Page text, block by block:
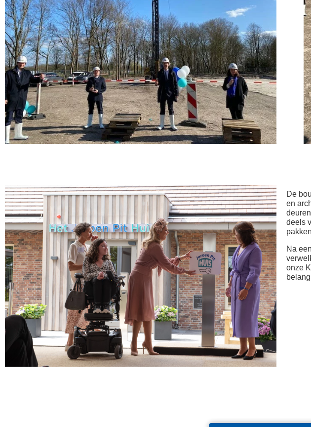
De
en
deels
Na
onze